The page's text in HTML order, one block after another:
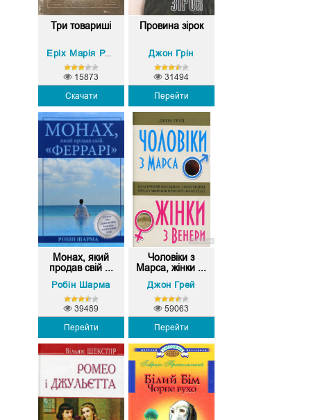
Три товариші
Еріх Марія Ремарк
Скачати
15873
Провина зірок
Джон Грін
Перейти
31494
Монах, який
продав свій ...
Робін Шарма
Перейти
39489
Чоловіки з
Марса, жінки ...
Джон Грей
Перейти
59063